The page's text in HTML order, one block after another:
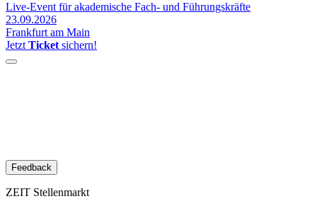
Live-Event für akademische Fach- und Führungskräfte
23.09.2026
Frankfurt am Main
Jetzt Ticket sichern!
Feedback
ZEIT Stellenmarkt